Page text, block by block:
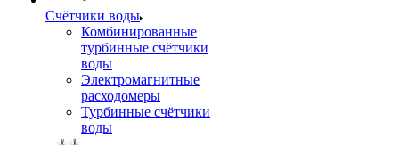
Счётчики воды
Комбинированные
турбинные счётчики
воды
Электромагнитные
расходомеры
Турбинные счётчики
воды